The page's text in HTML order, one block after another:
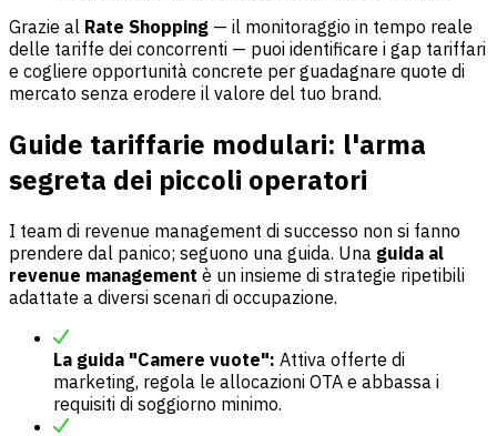
Grazie al Rate Shopping — il monitoraggio in tempo reale
delle tariffe dei concorrenti — puoi identificare i gap tariffari
e cogliere opportunità concrete per guadagnare quote di
mercato senza erodere il valore del tuo brand.
Guide tariffarie modulari: l'arma
segreta dei piccoli operatori
I team di revenue management di successo non si fanno
prendere dal panico; seguono una guida. Una guida al
revenue management è un insieme di strategie ripetibili
adattate a diversi scenari di occupazione.
La guida "Camere vuote": Attiva offerte di
marketing, regola le allocazioni OTA e abbassa i
requisiti di soggiorno minimo.